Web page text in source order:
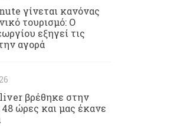
γίνεται κανόνας
τουρισμό: Ο
εξηγεί τις
αγορά
βρέθηκε στην
ώρες και μας έκανε